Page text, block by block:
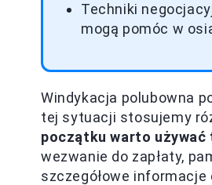
Techniki
mogą pomóc w
Windykacja polubowna
tej sytuacji stosujemy
początku warto używać
wezwanie do zapłaty,
szczegółowe